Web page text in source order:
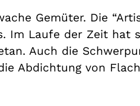
Gemüter. Die
Im Laufe der Zeit hat
Auch die
Abdichtung von